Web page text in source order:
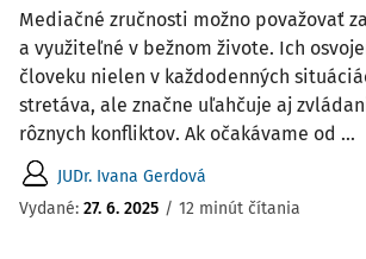
Mediačné zručnosti možno považovať
a využiteľné v bežnom živote. Ich
človeku nielen v každodenných
stretáva, ale značne uľahčuje aj
rôznych konfliktov. Ak očakávame od ...
JUDr. Ivana Gerdová
Vydané: 27. 6. 2025 / 12 minút čítania